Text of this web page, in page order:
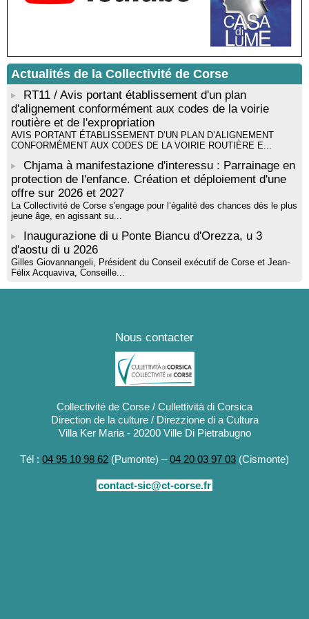
! Événement reporté ! Cycle de conférences peinture animé
par Alexandre Dominati - Mediateca territuriale di Santa Lucia di
Actualités de la Collectivité de Corse
RT11 / Avis portant établissement d'un plan
d'alignement conformément aux codes de la voirie
routière et de l'expropriation
AVIS PORTANT ÉTABLISSEMENT D’UN PLAN D’ALIGNEMENT
CONFORMÉMENT AUX CODES DE LA VOIRIE ROUTIÈRE E...
Chjama à manifestazione d'interessu : Parrainage en
protection de l'enfance. Création et déploiement d'une
offre sur 2026 et 2027
La Collectivité de Corse s'engage pour l’égalité des chances dès le plus
jeune âge, en agissant su...
Inaugurazione di u Ponte Biancu d'Orezza, u 3
d'aostu di u 2026
Gilles Giovannangeli, Président du Conseil exécutif de Corse et Jean-
Félix Acquaviva, Conseille...
Nous contacter
Collectivité de Corse / Cullettività di Corsica
Direction de la culture / Direzzione di a Cultura
Villa Ker Maria - 20200 Ville Di Pietrabugno
Tél : 04 95 10 98 62 (Pumonte) –04 20 03 97 03 (Cismonte)
contact-sic@ct-corse.fr